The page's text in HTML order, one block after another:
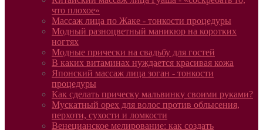
что плохое»
Массаж лица по Жаке - тонкости процедуры
Модный разноцветный маникюр на коротких
ногтях
Модные прически на свадьбу для гостей
В каких витаминах нуждается красивая кожа
Японский массаж лица зоган - тонкости
процедуры
Как сделать прическу мальвинку своими руками?
Мускатный орех для волос против облысения,
перхоти, сухости и ломкости
Венецианское мелирование: как создать